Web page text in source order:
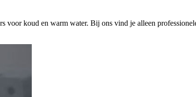
voor koud en warm water. Bij ons vind je alleen